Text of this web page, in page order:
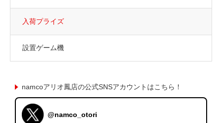
入荷プライズ
設置ゲーム機
namcoアリオ鳳店の公式SNSアカウントはこちら！
@namco_otori